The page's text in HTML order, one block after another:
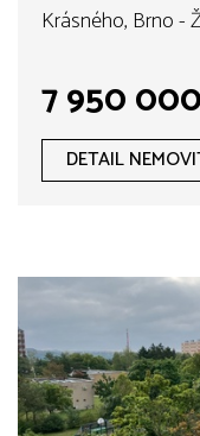
Juliánově v
Krásného, Brno -
7 950
DETAIL